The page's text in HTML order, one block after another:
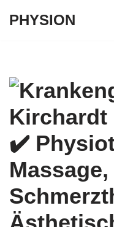
PHYSION